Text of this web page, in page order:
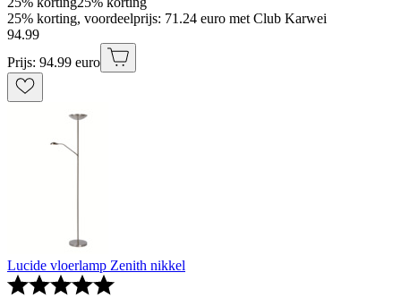
25% korting, voordeelprijs: 71.24 euro met Club Karwei
94.99
Prijs: 94.99 euro
Lucide vloerlamp Zenith nikkel